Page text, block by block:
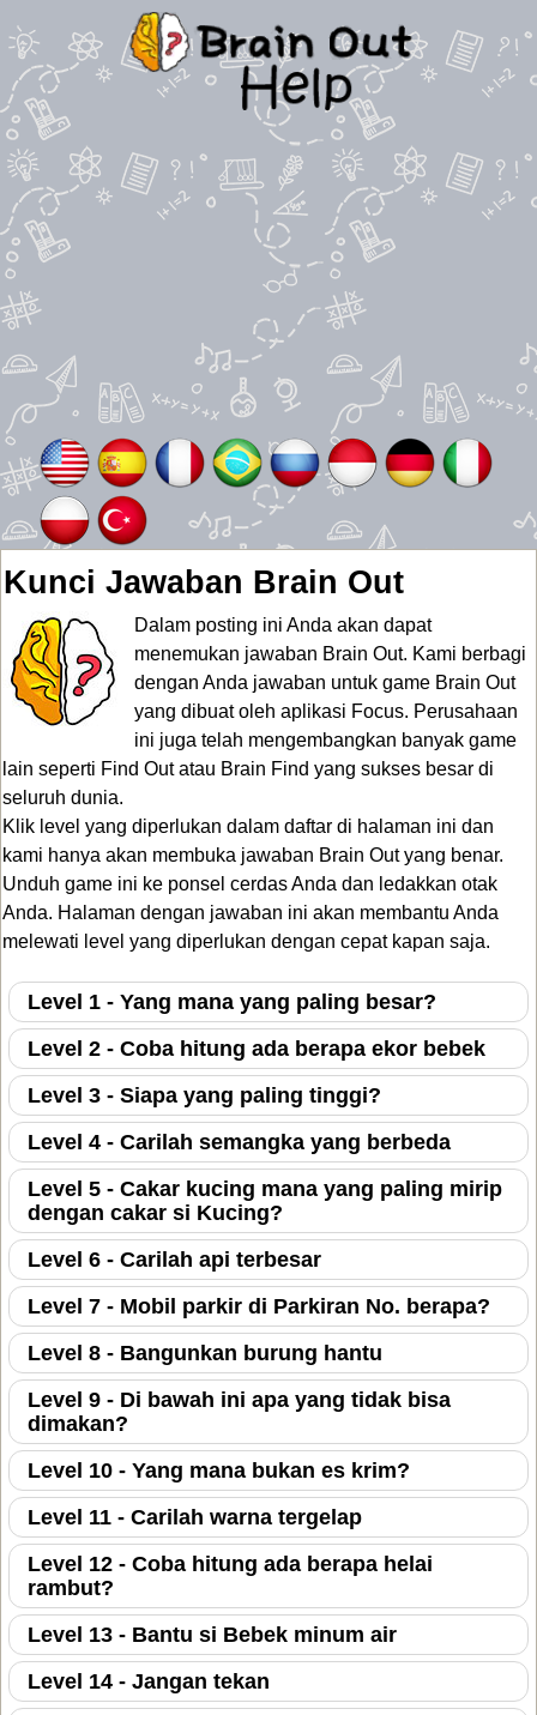
Kunci Jawaban Brain Out
Dalam posting ini Anda akan dapat
menemukan jawaban Brain Out. Kami berbagi
dengan Anda jawaban untuk game Brain Out
yang dibuat oleh aplikasi Focus. Perusahaan
ini juga telah mengembangkan banyak game
lain seperti Find Out atau Brain Find yang sukses besar di
seluruh dunia.
Klik level yang diperlukan dalam daftar di halaman ini dan
kami hanya akan membuka jawaban Brain Outyang benar.
Unduh game ini ke ponsel cerdas Anda dan ledakkan otak
Anda. Halaman dengan jawaban ini akan membantu Anda
melewati level yang diperlukan dengan cepat kapan saja.
Level 1 - Yang mana yang paling besar?
Level 2 - Coba hitung ada berapa ekor bebek
Level 3 - Siapa yang paling tinggi?
Level 4 - Carilah semangka yang berbeda
Level 5 - Cakar kucing mana yang paling mirip
dengan cakar si Kucing?
Level 6 - Carilah api terbesar
Level 7 - Mobil parkir di Parkiran No. berapa?
Level 8 - Bangunkan burung hantu
Level 9 - Di bawah ini apa yang tidak bisa
dimakan?
Level 10 - Yang mana bukan es krim?
Level 11 - Carilah warna tergelap
Level 12 - Coba hitung ada berapa helai
rambut?
Level 13 - Bantu si Bebek minum air
Level 14 - Jangan tekan